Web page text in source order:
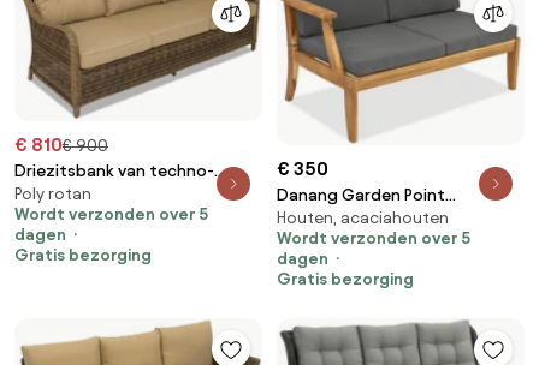
€ 810€ 900
Driezitsbank van techno-
rattan Toledo bruin Garden
Point
Poly rotan
Wordt verzonden over 5
dagen
Gratis bezorging
€ 350
Danang Garden Point
tweezitsbank in acaciahout
Houten, acaciahouten
Wordt verzonden over 5
dagen
Gratis bezorging